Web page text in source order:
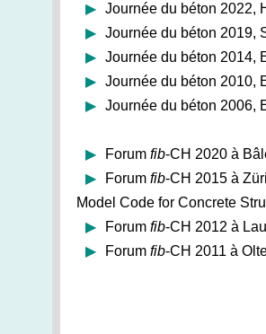
Journée du béton 2022,
Journée du béton 2019,
Journée du béton 2014,
Journée du béton 2010,
Journée du béton 2006,
Forum fib-CH 2020 à
Forum fib-CH 2015 à
Model Code for Concrete
Forum fib-CH 2012 à
Forum fib-CH 2011 à